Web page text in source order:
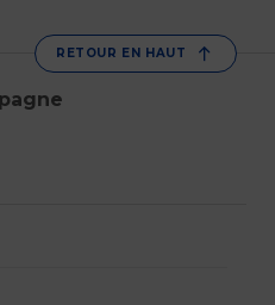
RETOUR EN HAUT
Youtube
nous sur X